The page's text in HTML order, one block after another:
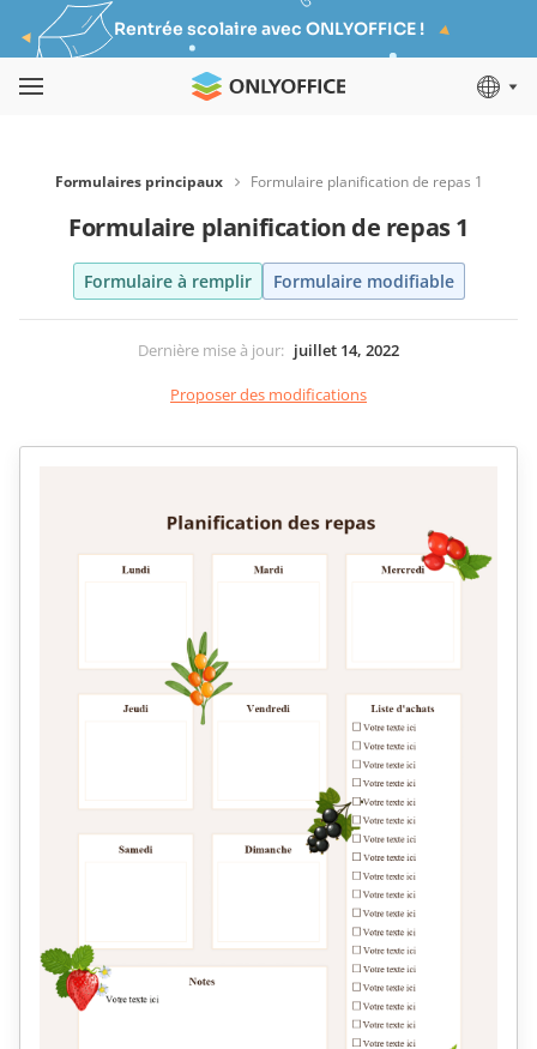
Rentrée scolaire avec ONLYOFFICE !
Formulaires principaux Formulaire planification de repas 1
Formulaire planification de repas 1
Formulaire à remplir Formulaire modifiable
Dernière mise à jour: juillet 14, 2022
Proposer des modifications